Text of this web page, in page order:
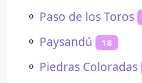
⚬ Paso de los Toros
⚬ Paysandú 18
⚬ Piedras Coloradas